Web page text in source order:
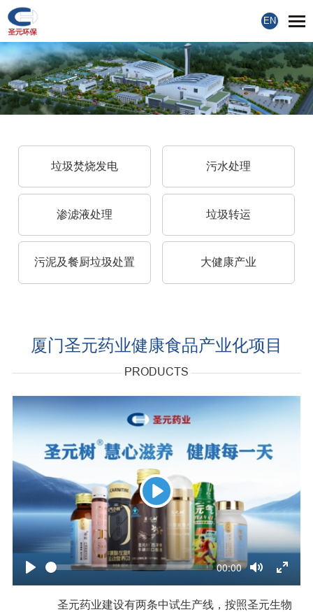
EN
垃圾焚烧发电 污水处理
渗滤液处理 垃圾转运
污泥及餐厨垃圾处置 大健康产业
厦门圣元药业健康食品产业化项目
PRODUCTS
Play
Seek Current
00:00
圣元药业建设有两条中试生产线，按照圣元生物